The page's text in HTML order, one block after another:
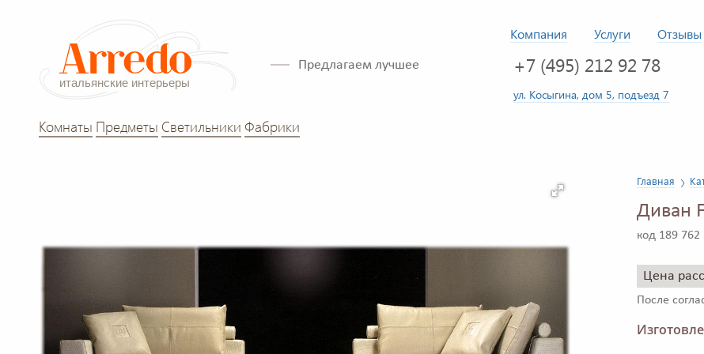
Компания Услуги Отзывы
Предлагаем лучшее +7 (495) 212 92 78
ул. Косыгина, дом 5, подъезд 7
Комнаты Предметы Светильники Фабрики
Главная
Диван
код 189 762
Цена
После